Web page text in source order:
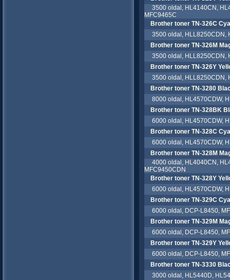
3500 oldal, HL4140CN,
MFC9465C
Brother toner TN-326C
3500 oldal, HLL8250CDN,
Brother toner TN-326M
3500 oldal, HLL8250CDN,
Brother toner TN-326Y
3500 oldal, HLL8250CDN,
Brother toner TN-3280
8000 oldal, HL4570CDW,
Brother toner TN-328BK
6000 oldal, HL4570CDW,
Brother toner TN-328C
6000 oldal, HL4570CDW,
Brother toner TN-328M
4000 oldal, HL4040CN,
MFC9450CDN
Brother toner TN-328Y
6000 oldal, HL4570CDW,
Brother toner TN-329C
6000 oldal, DCP-L8450,
Brother toner TN-329M
6000 oldal, DCP-L8450,
Brother toner TN-329Y
6000 oldal, DCP-L8450,
Brother toner TN-3330
3000 oldal, HL5440D,